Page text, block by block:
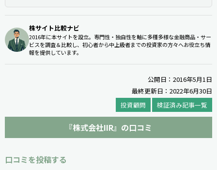
株サイト比較ナビ
2016年に本サイトを設立。専門性・独自性を軸に多種多様な金融商品・サー
ビスを調査＆比較し、初心者から中上級者までの投資家の方々へお役立ち情
報を提供しています。
公開日：2016年5月1日
最終更新日：2022年6月30日
投資顧問
検証済み記事一覧
『株式会社IIR』の口コミ
口コミを投稿する